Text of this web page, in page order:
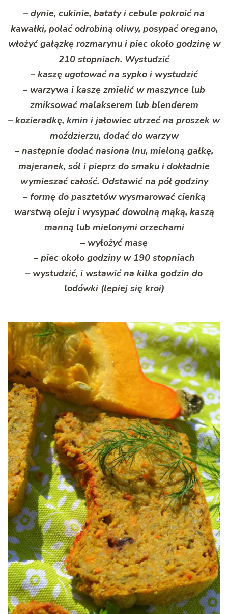
– dynie, cukinie, bataty i cebule pokroić na
kawałki, polać odrobiną oliwy, posypać oregano,
włożyć gałązkę rozmarynu i piec około godzinę w
210 stopniach. Wystudzić
– kaszę ugotować na sypko i wystudzić
– warzywa i kaszę zmielić w maszynce lub
zmiksować malakserem lub blenderem
– kozieradkę, kmin i jałowiec utrzeć na proszek w
moździerzu, dodać do warzyw
– następnie dodać nasiona lnu, mieloną gałkę,
majeranek, sól i pieprz do smaku i dokładnie
wymieszać całość. Odstawić na pół godziny
– formę do pasztetów wysmarować cienką
warstwą oleju i wysypać dowolną mąką, kaszą
manną lub mielonymi orzechami
– wyłożyć masę
– piec około godziny w 190 stopniach
– wystudzić, i wstawić na kilka godzin do
lodówki (lepiej się kroi)